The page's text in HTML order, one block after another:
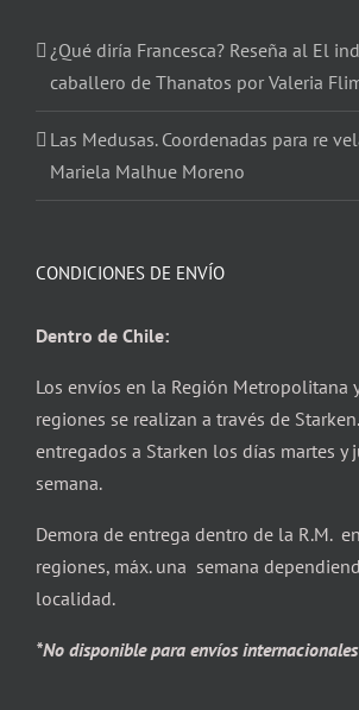
¿Qué diría Francesca? Reseña al El
caballero de Thanatos por Valeria
Las Medusas. Coordenadas para re
Mariela Malhue Moreno
CONDICIONES DE ENVÍO
Dentro de Chile:
Los envíos en la Región Metropolitana
regiones se realizan a través de
entregados a Starken los días martes y
semana.
Demora de entrega dentro de la R.M.
regiones, máx. una semana
localidad.
*No disponible para envíos internacionales